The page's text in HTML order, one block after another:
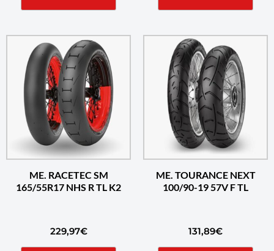
ME. RACETEC SM
165/55R17 NHS R TL K2
229,97€
ME. TOURANCE NEXT
100/90-19 57V F TL
131,89€